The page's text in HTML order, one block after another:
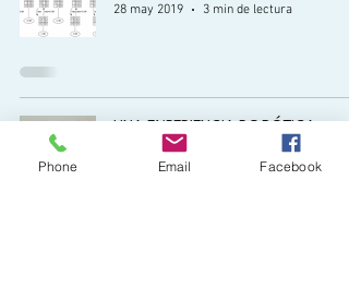
28 may 2019 3 min de lectura
UNA EXPERIENCIA ROBÓTICA
28 may 2019 2 min de lectura
Phone Email Facebook